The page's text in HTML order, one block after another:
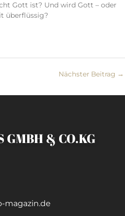
Gott ist? Und wird Gott – oder
überflüssig?
Nächster Beitrag →
GMBH & CO.KG
magazin.de